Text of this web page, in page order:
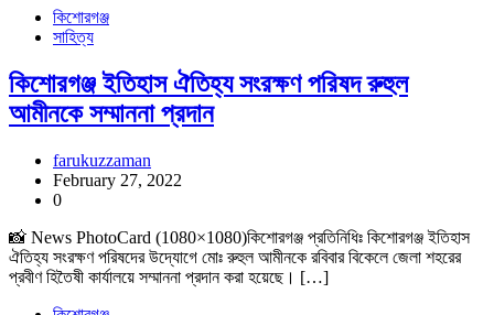
কিশোরগঞ্জ
সাহিত্য
কিশোরগঞ্জ ইতিহাস ঐতিহ্য সংরক্ষণ পরিষদ রুহুল
আমীনকে সম্মাননা প্রদান
farukuzzaman
February 27, 2022
0
📸 News PhotoCard (1080×1080)কিশোরগঞ্জ প্রতিনিধিঃ কিশোরগঞ্জ ইতিহাস
ঐতিহ্য সংরক্ষণ পরিষদের উদ্যোগে মোঃ রুহুল আমীনকে রবিবার বিকেলে জেলা শহরের
প্রবীণ হিতৈষী কার্যালয়ে সম্মাননা প্রদান করা হয়েছে। […]